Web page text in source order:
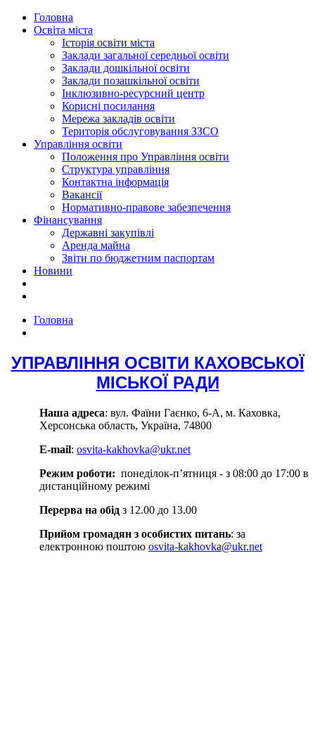
Головна
Освіта міста
Історія освіти міста
Заклади загальної середньої освіти
Заклади дошкільної освіти
Заклади позашкільної освіти
Інклюзивно-ресурсний центр
Корисні посилання
Мережа закладів освіти
Територія обслуговування ЗЗСО
Управління освіти
Положення про Управління освіти
Структура управління
Контактна інформація
Вакансії
Нормативно-правове забезпечення
Фінансування
Державні закупівлі
Аренда майна
Звіти по бюджетним паспортам
Новини
Головна
УПРАВЛІННЯ ОСВІТИ КАХОВСЬКОЇ
МІСЬКОЇ РАДИ
Наша адреса: вул. Фаїни Гаєнко, 6-А, м. Каховка,
Херсонська область, Україна, 74800
E-mail: osvita-kakhovka@ukr.net
Режим роботи: понеділок-п’ятниця - з 08:00 до 17:00 в
дистанційному режимі
Перерва на обід з 12.00 до 13.00
Прийом громадян з особистих питань: за
електронною поштою osvita-kakhovka@ukr.net